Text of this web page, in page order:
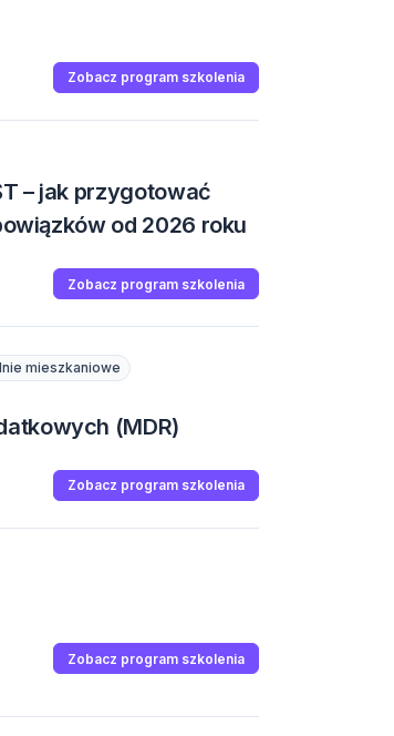
Zobacz program szkolenia
– jak przygotować
od 2026 roku
Zobacz program szkolenia
mieszkaniowe
(MDR)
Zobacz program szkolenia
Zobacz program szkolenia